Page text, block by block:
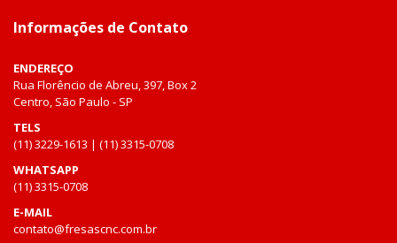
Informações de Contato
ENDEREÇO
Rua Florêncio de Abreu, 397, Box 2
Centro, São Paulo - SP
TELS
(11) 3229-1613 | (11) 3315-0708
WHATSAPP
(11) 3315-0708
E-MAIL
contato@fresascnc.com.br